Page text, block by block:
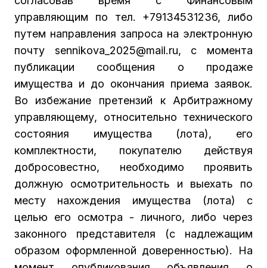
управляющим по тел. +79134531236, либо
путем направления запроса на электронную
почту sennikova_2025@mail.ru, с момента
публикации сообщения о продаже
имущества и до окончания приема заявок.
Во избежание претензий к Арбитражному
управляющему, относительно технического
состояния имущества (лота), его
комплектности, покупателю действуя
добросовестно, необходимо проявить
должную осмотрительность и выехать по
месту нахождения имущества (лота) с
целью его осмотра - личного, либо через
законного представителя (с надлежащим
образом оформленной доверенностью). На